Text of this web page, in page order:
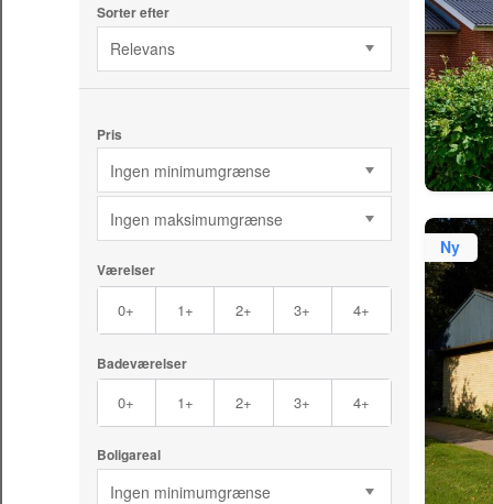
Sorter efter
Relevans
Pris
Ingen minimumgrænse
Ingen maksimumgrænse
Værelser
0+ 1+ 2+ 3+ 4+
Badeværelser
0+ 1+ 2+ 3+ 4+
Boligareal
Ingen minimumgrænse
Ny